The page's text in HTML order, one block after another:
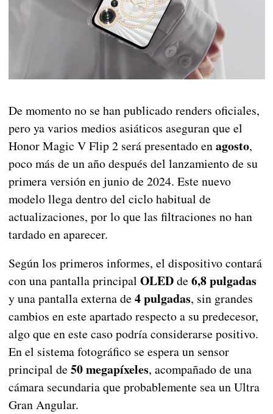
De momento no se han publicado renders oficiales,
pero ya varios medios asiáticos aseguran que el
Honor Magic V Flip 2 será presentado enagosto,
poco más de un año después del lanzamiento de su
primera versión en junio de 2024. Este nuevo
modelo llega dentro del ciclo habitual de
actualizaciones, por lo que las filtraciones no han
tardado en aparecer.
Según los primeros informes, el dispositivo contará
con una pantalla principal OLEDde 6,8 pulgadas
y una pantalla externa de 4 pulgadas, sin grandes
cambios en este apartado respecto a su predecesor,
algo que en este caso podría considerarse positivo.
En el sistema fotográfico se espera un sensor
principal de 50 megapíxeles, acompañado de una
cámara secundaria que probablemente sea un Ultra
Gran Angular.